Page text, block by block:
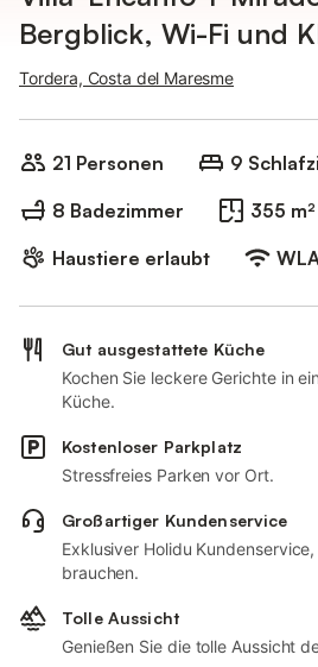
Bergblick, Wi-Fi und
Tordera, Costa del Maresme
21 Personen
9
8 Badezimmer
355 m²
Haustiere erlaubt
Gut ausgestattete Küche
Kochen Sie leckere Gerichte in
Küche.
Kostenloser Parkplatz
Stressfreies Parken vor Ort.
Großartiger Kundenservice
Exklusiver Holidu
brauchen.
Tolle Aussicht
Genießen Sie die tolle Aussicht